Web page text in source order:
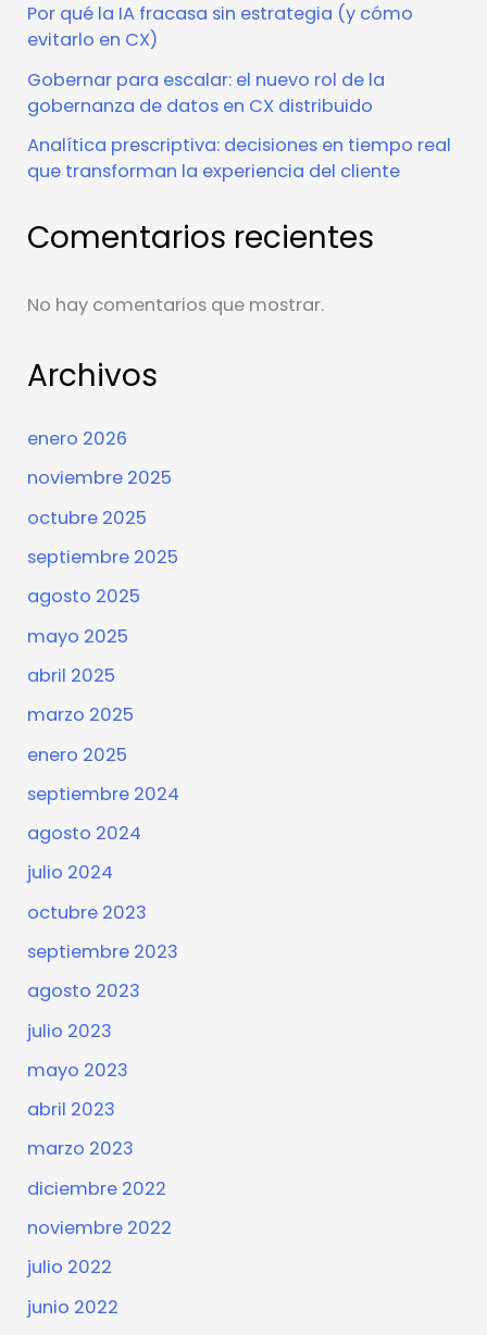
Por qué la IA fracasa sin estrategia (y cómo
evitarlo en CX)
Gobernar para escalar: el nuevo rol de la
gobernanza de datos en CX distribuido
Analítica prescriptiva: decisiones en tiempo real
que transforman la experiencia del cliente
Comentarios recientes
No hay comentarios que mostrar.
Archivos
enero 2026
noviembre 2025
octubre 2025
septiembre 2025
agosto 2025
mayo 2025
abril 2025
marzo 2025
enero 2025
septiembre 2024
agosto 2024
julio 2024
octubre 2023
septiembre 2023
agosto 2023
julio 2023
mayo 2023
abril 2023
marzo 2023
diciembre 2022
noviembre 2022
julio 2022
junio 2022